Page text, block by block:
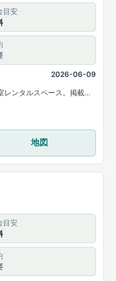
目安
2026-06-09
ンタルスペース。掲載情
ドショップの混雑を避け
地図
目安